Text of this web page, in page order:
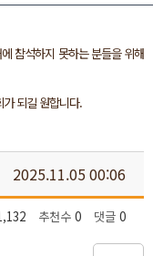
참석하지 못하는 분들을 위해
되길 원합니다.
2025.11.05 00:06
추천수 0 댓글 0